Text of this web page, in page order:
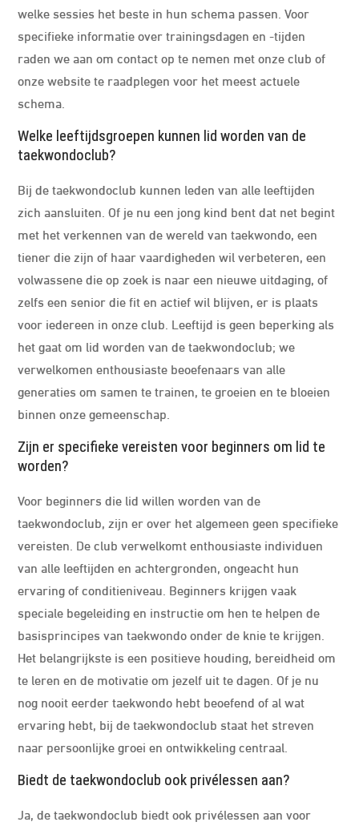
welke sessies het beste in hun schema passen. Voor
specifieke informatie over trainingsdagen en -tijden
raden we aan om contact op te nemen met onze club of
onze website te raadplegen voor het meest actuele
schema.
Welke leeftijdsgroepen kunnen lid worden van de
taekwondoclub?
Bij de taekwondoclub kunnen leden van alle leeftijden
zich aansluiten. Of je nu een jong kind bent dat net begint
met het verkennen van de wereld van taekwondo, een
tiener die zijn of haar vaardigheden wil verbeteren, een
volwassene die op zoek is naar een nieuwe uitdaging, of
zelfs een senior die fit en actief wil blijven, er is plaats
voor iedereen in onze club. Leeftijd is geen beperking als
het gaat om lid worden van de taekwondoclub; we
verwelkomen enthousiaste beoefenaars van alle
generaties om samen te trainen, te groeien en te bloeien
binnen onze gemeenschap.
Zijn er specifieke vereisten voor beginners om lid te
worden?
Voor beginners die lid willen worden van de
taekwondoclub, zijn er over het algemeen geen specifieke
vereisten. De club verwelkomt enthousiaste individuen
van alle leeftijden en achtergronden, ongeacht hun
ervaring of conditieniveau. Beginners krijgen vaak
speciale begeleiding en instructie om hen te helpen de
basisprincipes van taekwondo onder de knie te krijgen.
Het belangrijkste is een positieve houding, bereidheid om
te leren en de motivatie om jezelf uit te dagen. Of je nu
nog nooit eerder taekwondo hebt beoefend of al wat
ervaring hebt, bij de taekwondoclub staat het streven
naar persoonlijke groei en ontwikkeling centraal.
Biedt de taekwondoclub ook privélessen aan?
Ja, de taekwondoclub biedt ook privélessen aan voor